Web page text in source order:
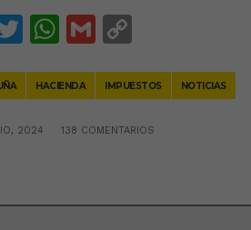
Twitter
WhatsApp
Gmail
HACIENDA IMPUESTOS NOTICIAS
2024 138 COMENTARIOS